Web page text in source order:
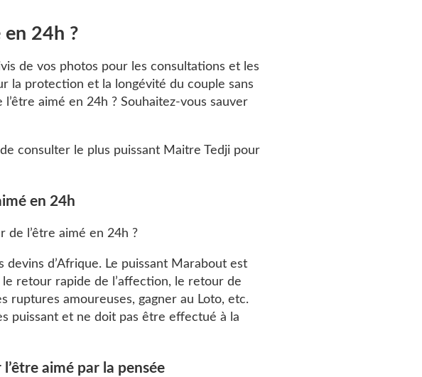
24h ?
de vos photos pour les consultations et les
la protection et la longévité du couple sans
aimé en 24h ? Souhaitez-vous sauver
consulter le plus puissant Maitre Tedji pour
en 24h
l’être aimé en 24h ?
d’Afrique. Le puissant Marabout est
retour rapide de l’affection, le retour de
ruptures amoureuses, gagner au Loto, etc.
puissant et ne doit pas être effectué à la
aimé par la pensée